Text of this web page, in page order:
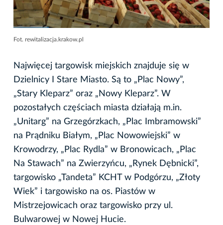
Fot. rewitalizacja.krakow.pl
Najwięcej targowisk miejskich znajduje się w
Dzielnicy I Stare Miasto. Są to „Plac Nowy”,
„Stary Kleparz” oraz „Nowy Kleparz”. W
pozostałych częściach miasta działają m.in.
„Unitarg” na Grzegórzkach, „Plac Imbramowski”
na Prądniku Białym, „Plac Nowowiejski” w
Krowodrzy, „Plac Rydla” w Bronowicach, „Plac
Na Stawach” na Zwierzyńcu, „Rynek Dębnicki”,
targowisko „Tandeta” KCHT w Podgórzu, „Złoty
Wiek” i targowisko na os. Piastów w
Mistrzejowicach oraz targowisko przy ul.
Bulwarowej w Nowej Hucie.